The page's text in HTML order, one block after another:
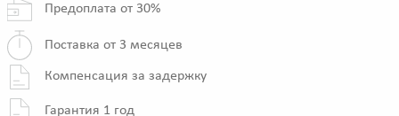
Предоплата от 30%
Поставка от 3 месяцев
Компенсация за задержку
Гарантия 1 год